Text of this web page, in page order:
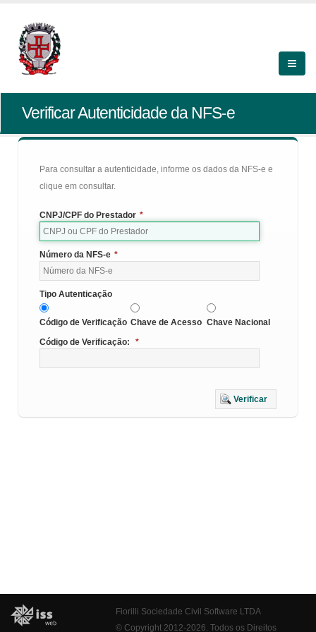
Verificar Autenticidade da NFS-e
Para consultar a autenticidade, informe os dados da NFS-e e
clique em consultar.
CNPJ/CPF do Prestador *
Número da NFS-e *
Tipo Autenticação
Código de Verificação Chave de Acesso Chave Nacional
Código de Verificação:
*
Verificar
Fiorilli Sociedade Civil Software LTDA
© Copyright 2012-2026. Todos os Direitos